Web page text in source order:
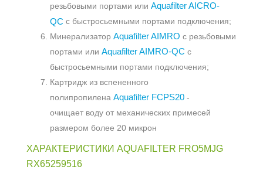
резьбовыми портами или Aquafilter AICRO-
QC с быстросьемными портами подключения;
Минерализатор Aquafilter AIMRO с резьбовыми
портами или Aquafilter AIMRO-QC с
быстросьемными портами подключения;
Картридж из вспененного
полипропилена Aquafilter FCPS20 -
очищает воду от механических примесей
размером более 20 микрон
ХАРАКТЕРИСТИКИ AQUAFILTER FRO5MJG
RX65259516